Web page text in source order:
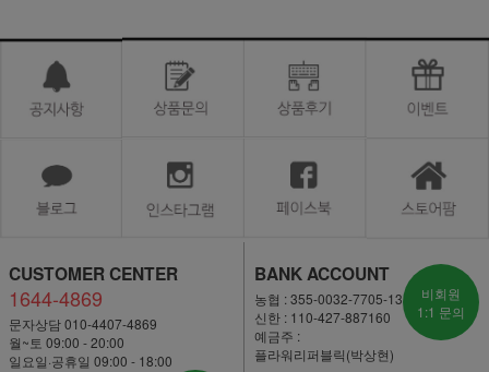
CUSTOMER CENTER
1644-4869
문자상담 010-4407-4869
월~토 09:00 - 20:00
일요일·공휴일 09:00 - 18:00
BANK ACCOUNT
농협 : 355-0032-7705-13
신한 : 110-427-887160
예금주 :
플라워리퍼블릭(박상현)
비회원
1:1 문의